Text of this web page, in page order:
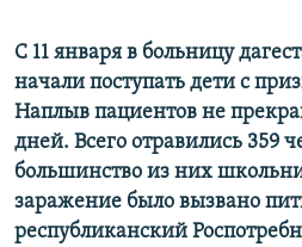
Все сайты РСЕ/РС
С 11 января в больницу
начали поступать дети с
Наплыв пациентов не
дней. Всего отравились 359
большинство из них
заражение было вызвано
республиканский